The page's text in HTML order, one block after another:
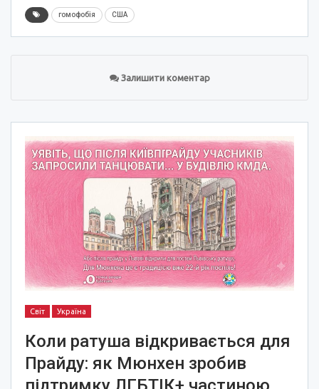
гомофобія США
Залишити коментар
Світ Україна
Коли ратуша відкривається для
Прайду: як Мюнхен зробив